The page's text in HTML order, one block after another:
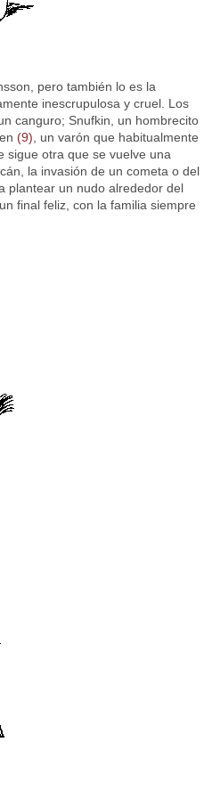
pero también lo es la
inescrupulosa y cruel. Los
canguro; Snufkin, un hombrecito
(9) , un varón que habitualmente
sigue otra que se vuelve una
la invasión de un cometa o del
plantear un nudo alrededor del
final feliz, con la familia siempre